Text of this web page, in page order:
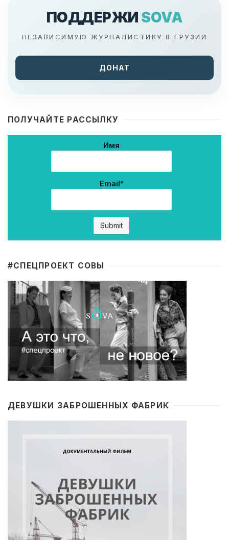
ПОДДЕРЖИ SOVA
НЕЗАВИСИМУЮ ЖУРНАЛИСТИКУ В ГРУЗИИ
ДОНАТ
ПОЛУЧАЙТЕ РАССЫЛКУ
Имя
Email*
#CПЕЦПРОЕКТ СОВЫ
ДЕВУШКИ ЗАБРОШЕННЫХ ФАБРИК